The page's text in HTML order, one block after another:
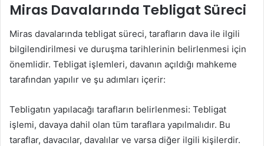
Miras Davalarında Tebligat Süreci
Miras davalarında tebligat süreci, tarafların dava ile ilgili
bilgilendirilmesi ve duruşma tarihlerinin belirlenmesi için
önemlidir. Tebligat işlemleri, davanın açıldığı mahkeme
tarafından yapılır ve şu adımları içerir:
Tebligatın yapılacağı tarafların belirlenmesi: Tebligat
işlemi, davaya dahil olan tüm taraflara yapılmalıdır. Bu
taraflar, davacılar, davalılar ve varsa diğer ilgili kişilerdir.